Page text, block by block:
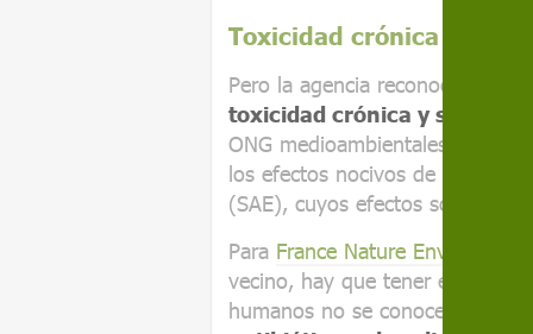
Toxicidad crónica
Pero la agencia reconoce
una
toxicidad crónica y su
ONG medioambientales. Éstas
los efectos nocivos de los
(SAE), cuyos efectos son
Para France Nature
vecino, hay que tener en
humanos no se conocen, pero